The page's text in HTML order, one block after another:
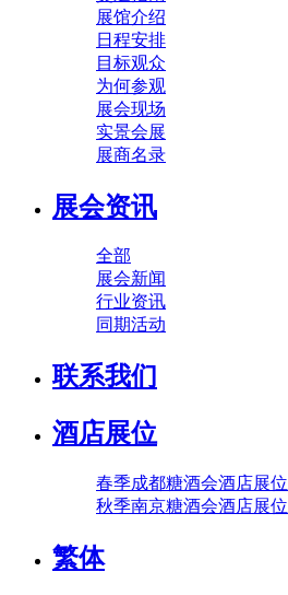
展馆介绍
日程安排
目标观众
为何参观
展会现场
实景会展
展商名录
展会资讯
全部
展会新闻
行业资讯
同期活动
联系我们
酒店展位
春季成都糖酒会酒店展位
秋季南京糖酒会酒店展位
繁体